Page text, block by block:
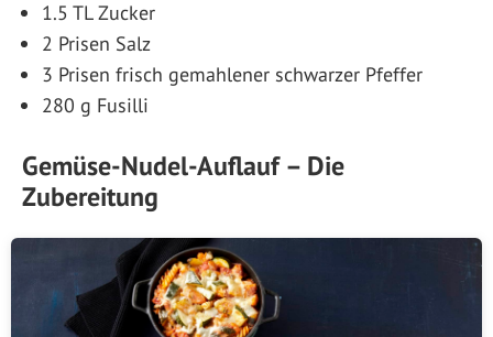
1.5 TL Zucker
2 Prisen Salz
3 Prisen frisch gemahlener schwarzer Pfeffer
280 g Fusilli
Gemüse-Nudel-Auflauf – Die
Zubereitung